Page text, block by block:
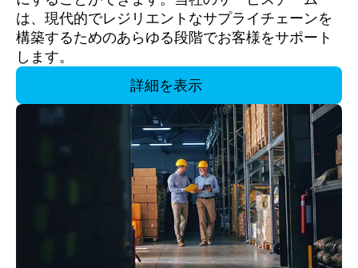
は、現代的でレジリエントなサプライチェーンを
構築するためのあらゆる段階でお客様をサポート
します。
詳細を表示